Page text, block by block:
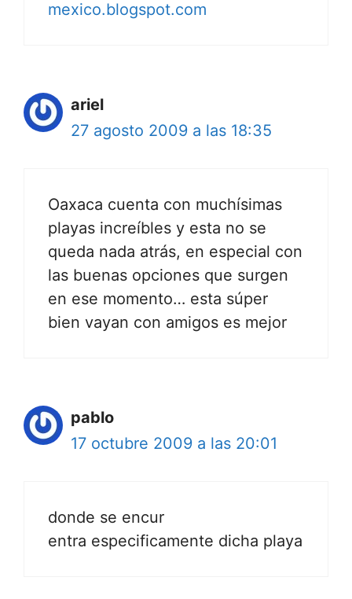
mexico.blogspot.com
ariel
27 agosto 2009 a las 18:35
Oaxaca cuenta con muchísimas
playas increíbles y esta no se
queda nada atrás, en especial con
las buenas opciones que surgen
en ese momento… esta súper
bien vayan con amigos es mejor
pablo
17 octubre 2009 a las 20:01
donde se encur
entra especificamente dicha playa